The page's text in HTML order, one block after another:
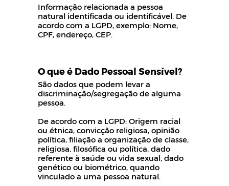
Informação relacionada a pessoa
natural identificada ou identificável. De
acordo com a LGPD, exemplo: Nome,
CPF, endereço, CEP.
O que é Dado Pessoal Sensível?
São dados que podem levar a
discriminação/segregação de alguma
pessoa.
De acordo com a LGPD: Origem racial
ou étnica, convicção religiosa, opinião
política, filiação a organização de classe,
religiosa, filosófica ou política, dado
referente à saúde ou vida sexual, dado
genético ou biométrico, quando
vinculado a uma pessoa natural.